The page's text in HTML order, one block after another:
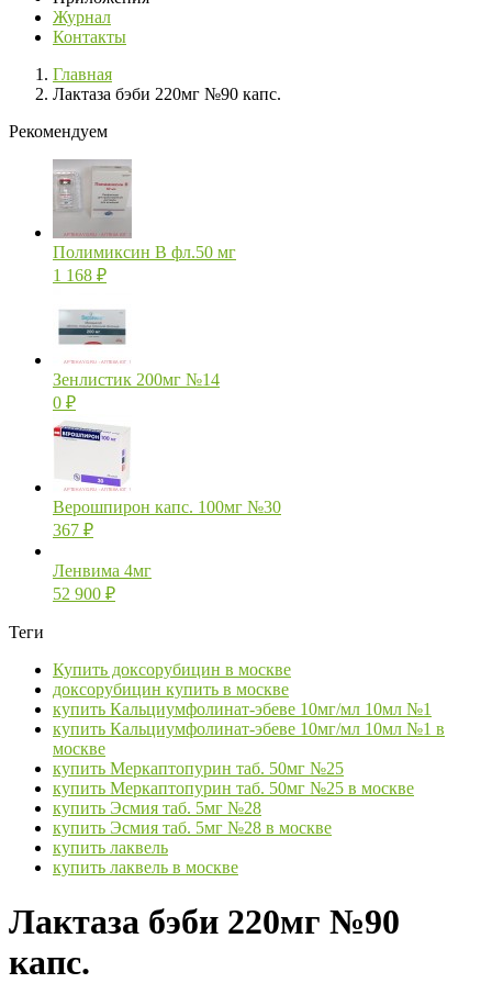
Журнал
Контакты
Главная
Лактаза бэби 220мг №90 капс.
Рекомендуем
Полимиксин В фл.50 мг
1 168 ₽
Зенлистик 200мг №14
0 ₽
Верошпирон капс. 100мг №30
367 ₽
Ленвима 4мг
52 900 ₽
Теги
Купить доксорубицин в москве
доксорубицин купить в москве
купить Кальциумфолинат-эбеве 10мг/мл 10мл №1
купить Кальциумфолинат-эбеве 10мг/мл 10мл №1 в
москве
купить Меркаптопурин таб. 50мг №25
купить Меркаптопурин таб. 50мг №25 в москве
купить Эсмия таб. 5мг №28
купить Эсмия таб. 5мг №28 в москве
купить лаквель
купить лаквель в москве
Лактаза бэби 220мг №90
капс.